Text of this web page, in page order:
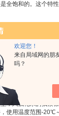
欢迎您！
来自局域网的朋
吗？
全饱和的。这个特
；六氟化系的氟素
使用温度范围-